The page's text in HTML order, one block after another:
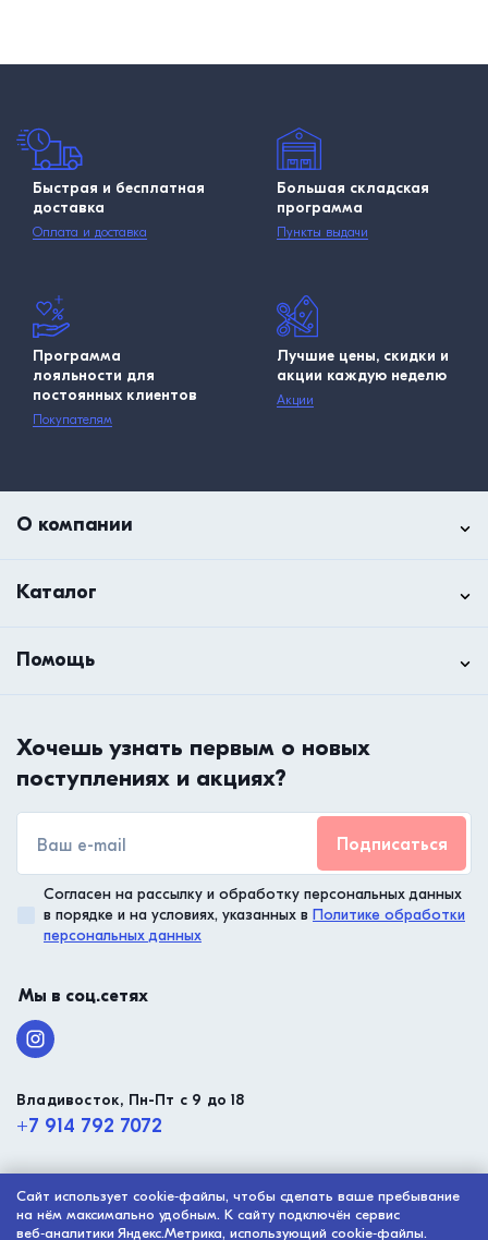
Быстрая и бесплатная
доставка
Оплата и доставка
Большая складская
программа
Пункты выдачи
Программа
лояльности для
постоянных клиентов
Покупателям
Лучшие цены, скидки и
акции каждую неделю
Акции
О компании
Каталог
Помощь
Хочешь узнать первым о новых
поступлениях и акциях?
Подписаться
Согласен на рассылку и обработку персональных данных
в порядке и на условиях, указанных в Политике обработки
персональных данных
Мы в соц.сетях
Владивосток, Пн-Пт с 9 до 18
+7 914 792 7072
© ООО “Малтико”, 2003 - 2026
Политика конфиденциальности
Сайт использует cookie‑файлы, чтобы сделать ваше пребывание
на нём максимально удобным. К сайту подключён сервис
веб‑аналитики Яндекс.Метрика, использующий cookie‑файлы.